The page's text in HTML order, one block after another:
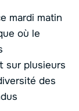
mardi matin
où le
sur plusieurs
des